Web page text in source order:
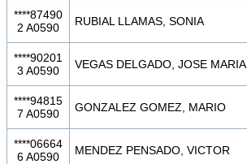
****87490
2 A0590
RUBIAL LLAMAS, SONIA
****90201
3 A0590
VEGAS DELGADO, JOSE MARIA
****94815
7 A0590
GONZALEZ GOMEZ, MARIO
****06664
6 A0590
MENDEZ PENSADO, VICTOR